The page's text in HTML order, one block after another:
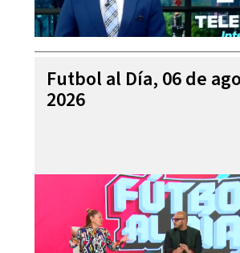
Futbol al Día, 06 de
2026